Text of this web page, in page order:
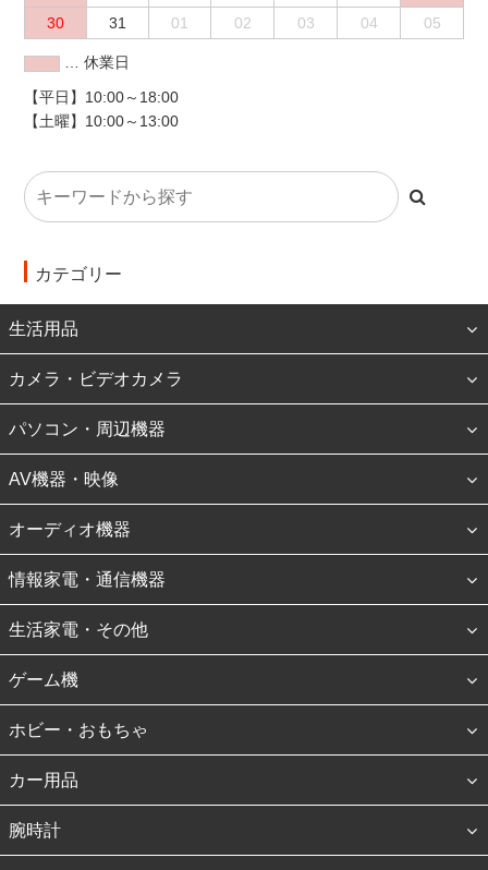
30
31 01 02 03 04 05
… 休業日
【平日】10:00～18:00
【土曜】10:00～13:00
カテゴリー
生活用品
カメラ・ビデオカメラ
パソコン・周辺機器
AV機器・映像
オーディオ機器
情報家電・通信機器
生活家電・その他
ゲーム機
ホビー・おもちゃ
カー用品
腕時計